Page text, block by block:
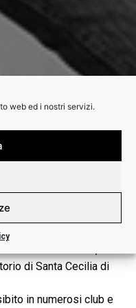
web ed i nostri servizi.
dalla critica come uno
blues
personale con tracce di
e Jimi Hendrix.
di Santa Cecilia di
in numerosi club e